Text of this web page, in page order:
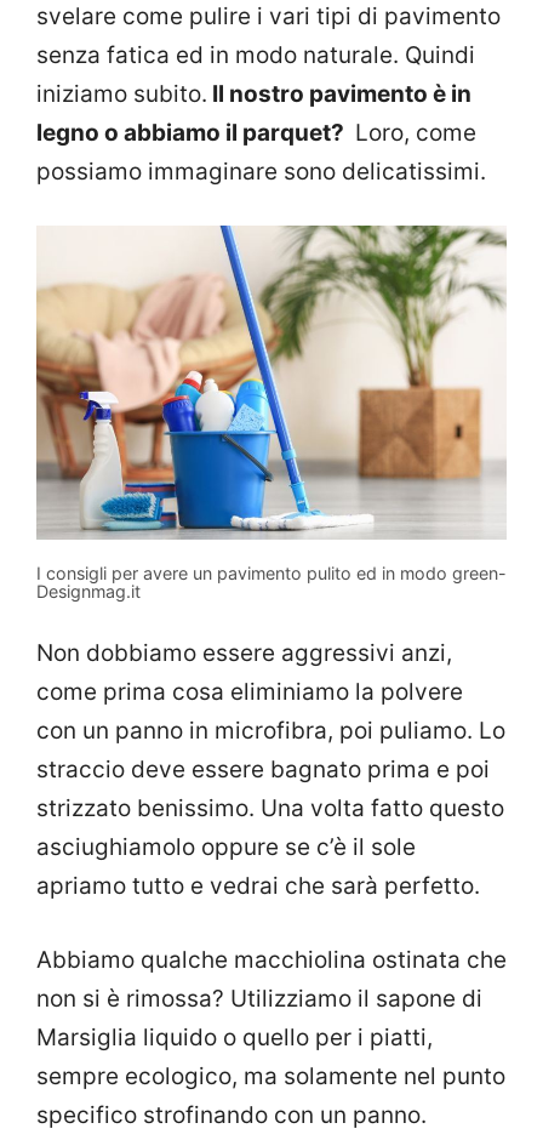
svelare come pulire i vari tipi di pavimento
senza fatica ed in modo naturale. Quindi
iniziamo subito. Il nostro pavimento è in
legno o abbiamo il parquet? Loro, come
possiamo immaginare sono delicatissimi.
I consigli per avere un pavimento pulito ed in modo green-
Designmag.it
Non dobbiamo essere aggressivi anzi,
come prima cosa eliminiamo la polvere
con un panno in microfibra, poi puliamo. Lo
straccio deve essere bagnato prima e poi
strizzato benissimo. Una volta fatto questo
asciughiamolo oppure se c’è il sole
apriamo tutto e vedrai che sarà perfetto.
Abbiamo qualche macchiolina ostinata che
non si è rimossa? Utilizziamo il sapone di
Marsiglia liquido o quello per i piatti,
sempre ecologico, ma solamente nel punto
specifico strofinando con un panno.